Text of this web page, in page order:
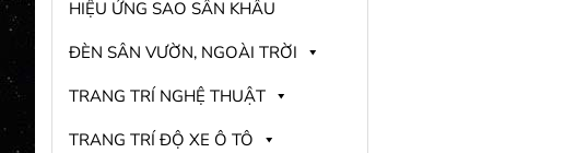
HIỆU ỨNG SAO SÂN KHẤU
ĐÈN SÂN VƯỜN, NGOÀI TRỜI
TRANG TRÍ NGHỆ THUẬT
TRANG TRÍ ĐỘ XE Ô TÔ